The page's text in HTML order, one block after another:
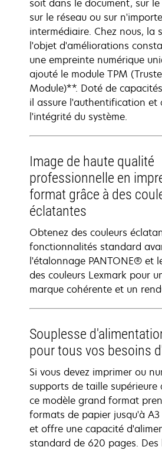
soit dans le document, sur
sur le réseau ou sur
intermédiaire. Chez nous, la
l'objet d'améliorations
une empreinte numérique
ajouté le module TPM
Module)**. Doté de
il assure l'authentification et
l'intégrité du système.
Image de haute qualité
professionnelle en
format grâce à des
éclatantes
Obtenez des couleurs
fonctionnalités standard
l'étalonnage PANTONE® et
des couleurs Lexmark pour
marque cohérente et un
Souplesse
pour tous vos besoins
Si vous devez imprimer ou
supports de taille
ce modèle grand format
formats de papier jusqu'à
et offre une capacité
standard de 620 pages. Des